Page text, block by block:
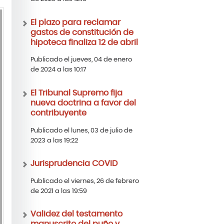
El plazo para reclamar
gastos de constitución de
hipoteca finaliza 12 de abril
Publicado el jueves, 04 de enero
de 2024 a las 10:17
El Tribunal Supremo fija
nueva doctrina a favor del
contribuyente
Publicado el lunes, 03 de julio de
2023 a las 19:22
Jurisprudencia COVID
Publicado el viernes, 26 de febrero
de 2021 a las 19:59
Validez del testamento